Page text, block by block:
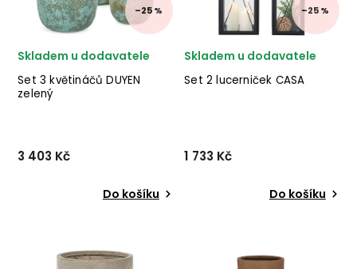
–25 %
Set 3 květináčů DUYEN
zelený
Skladem u dodavatele
3 403 Kč
Do košíku
provedení zelené
–25 %
Set 2 lucerniček CASA
Skladem u dodavatele
1 733 Kč
Do košíku
nábytku HOUSE NORDIC v